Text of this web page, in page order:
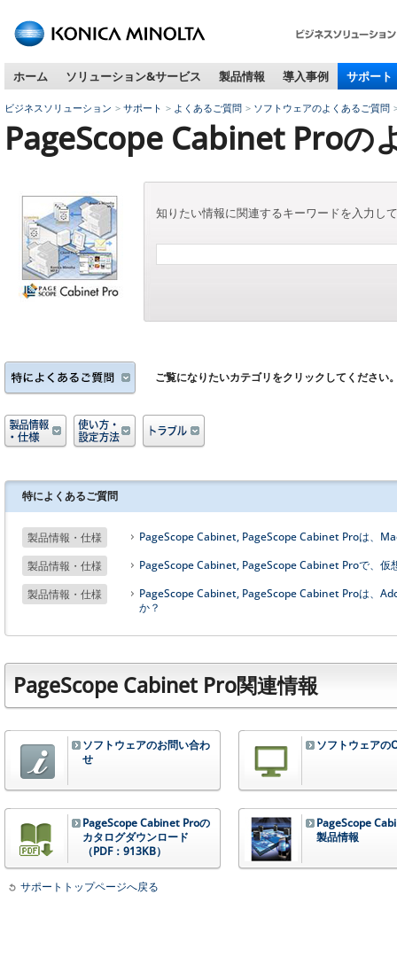
内
動
用
の
本
文
へ
ま
す
ホーム ソリューション&サービス 製品情報 導入事例 サポート
ビジネスソリューション サポート よくあるご質問 ソフトウェアのよくあるご質問
PageScope Cabinet Proの
知りたい情報に関連するキーワードを入力し
ご覧になりたいカテゴリをクリックしてください
特によくあるご質問
製品情報・仕様
PageScope Cabinet, PageScope Cabinet Proは、
製品情報・仕様
PageScope Cabinet, PageScope Cabinet Proで、仮
製品情報・仕様
PageScope Cabinet, PageScope Cabinet Proは、
か？
PageScope Cabinet Pro関連情報
ソフトウェアのお問い合わ
せ
ソフトウェアの
PageScope Cabinet Proの
カタログダウンロード
（PDF：913KB）
PageScope
製品情報
サポートトップページへ戻る